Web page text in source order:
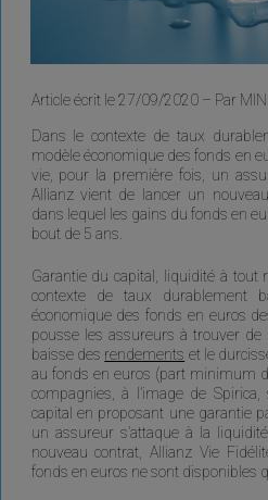
Article écrit le 27/09/2020 – Par
Dans le contexte de taux
modèle économique des fonds en
vie, pour la première fois, un
Allianz vient de lancer un
dans lequel les gains du fonds en
bout de 5 ans.
Garantie du capital, liquidité à
contexte de taux
économique des fonds en euros
pousse les assureurs à trouver
baisse des rendements et le
au fonds en euros (part minimum
compagnies, à l’image de
capital en proposant une garantie
un assureur s’attaque à la
nouveau contrat, Allianz Vie
fonds en euros ne sont disponibles